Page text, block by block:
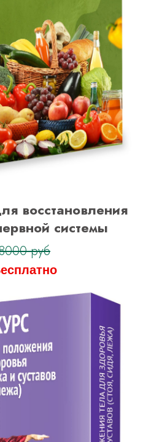
восстановления
системы
руб